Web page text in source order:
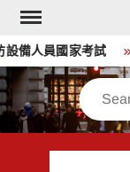
Skip
content
人員國家考試
Search